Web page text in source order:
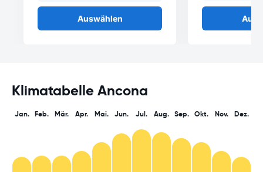
Auswählen
Klimatabelle Ancona
Jan. Feb. Mär. Apr. Mai. Jun. Jul. Aug. Sep. Okt. Nov. Dez.